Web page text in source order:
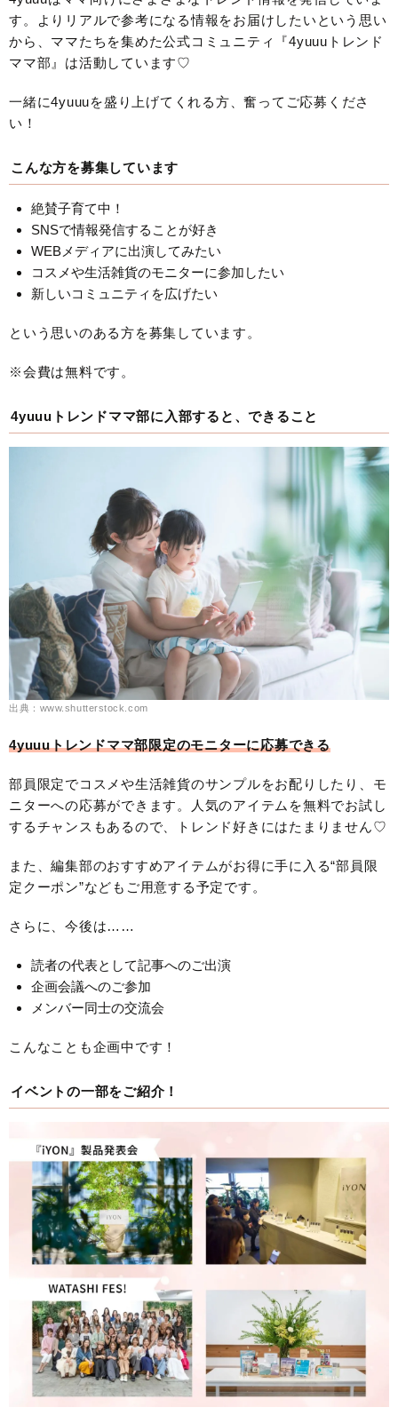
す。よりリアルで参考になる情報をお届けしたいという思い
から、ママたちを集めた公式コミュニティ『4yuuuトレンド
ママ部』は活動しています♡
一緒に4yuuuを盛り上げてくれる方、奮ってご応募くださ
い！
こんな方を募集しています
絶賛子育て中！
SNSで情報発信することが好き
WEBメディアに出演してみたい
コスメや生活雑貨のモニターに参加したい
新しいコミュニティを広げたい
という思いのある方を募集しています。
※会費は無料です。
4yuuuトレンドママ部に入部すると、できること
出典：www.shutterstock.com
4yuuuトレンドママ部限定のモニターに応募できる
部員限定でコスメや生活雑貨のサンプルをお配りしたり、モ
ニターへの応募ができます。人気のアイテムを無料でお試し
するチャンスもあるので、トレンド好きにはたまりません♡
また、編集部のおすすめアイテムがお得に手に入る“部員限
定クーポン”などもご用意する予定です。
さらに、今後は……
読者の代表として記事へのご出演
企画会議へのご参加
メンバー同士の交流会
こんなことも企画中です！
イベントの一部をご紹介！